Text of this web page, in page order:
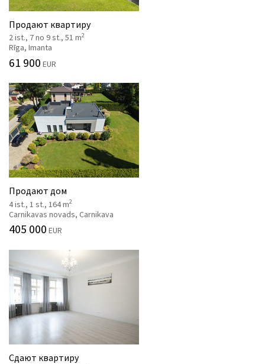
Продают квартиру
2 ist., 7 no 9 st., 51 m2
Rīga, Imanta
61 900 EUR
Продают дом
4 ist., 1 st., 164 m2
Carnikavas novads, Carnikava
405 000 EUR
Сдают квартиру